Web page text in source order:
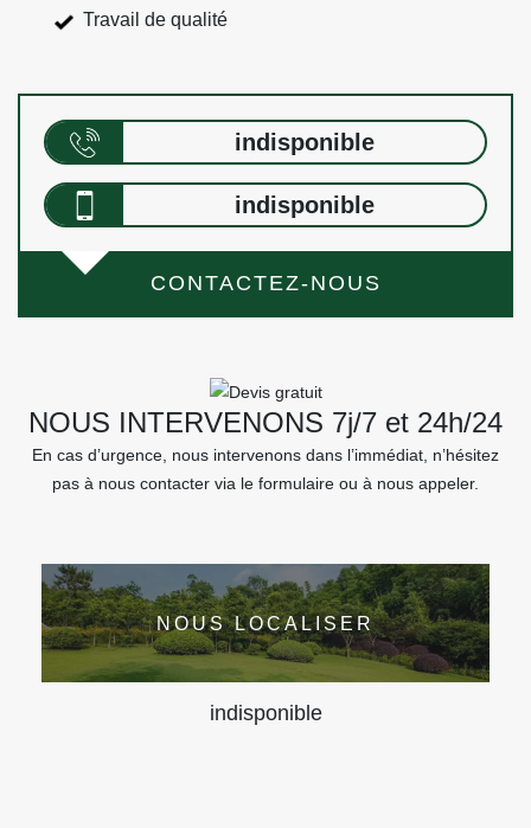
Travail de qualité
indisponible
indisponible
CONTACTEZ-NOUS
NOUS INTERVENONS 7j/7 et 24h/24
En cas d’urgence, nous intervenons dans l’immédiat, n’hésitez
pas à nous contacter via le formulaire ou à nous appeler.
NOUS LOCALISER
indisponible